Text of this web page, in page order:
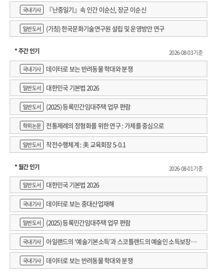
국내기사 『난중일기』속 인간 이순신, 장군 이순신
일반도서 (가칭) 한국문화기술연구원 설립 및 운영방안 연구
* 주간 인기
2026-08-03 기준
국내기사
데이터로 보는 반려동물 학대와 분쟁
일반도서 대한민국 기본법 2026
일반도서 (2025) 등록민간임대주택 업무 편람
학위논문 전통제례의 정형화를 위한 연구 : 가제를 중심으로
일반도서 작전수행체계 : 美 교육회장 5-0.1
* 월간 인기
2026-08-01 기준
일반도서
대한민국 기본법 2026
국내기사 데이터로 보는 중대산업재해
일반도서 (2025) 등록민간임대주택 업무 편람
국내기사
아일랜드의 ‘예술기본소득’과 스코틀랜드의 예술인 소득보장정
책 논의
국내기사 데이터로 보는 반려동물 학대와 분쟁